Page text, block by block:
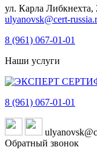
ул. Карла Либкнехта,
ulyanovsk@cert-
8 (961) 067-01-01
Наши услуги
8 (961) 067-01-01
Обратный звонок